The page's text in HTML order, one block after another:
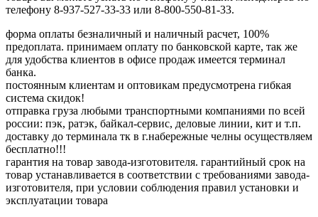
телефону 8-937-527-33-33 или 8-800-550-81-33.
форма оплаты безналичный и наличный расчет, 100%
предоплата. принимаем оплату по банковской карте, так же
для удобства клиентов в офисе продаж имеется терминал
банка.
постоянным клиентам и оптовикам предусмотрена гибкая
система скидок!
отправка груза любыми транспортными компаниями по всей
россии: пэк, ратэк, байкал-сервис, деловые линии, кит и т.п.
доставку до терминала тк в г.набережные челны осуществляем
бесплатно!!!
гарантия на товар завода-изготовителя. гарантийный срок на
товар устанавливается в соответствии с требованиями завода-
изготовителя, при условии соблюдения правил установки и
эксплуатации товара